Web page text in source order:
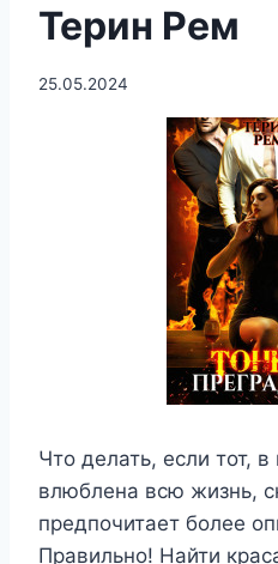
Терин Рем
25.05.2024
Что делать, если тот,
влюблена всю жизнь,
предпочитает более
Правильно! Найти